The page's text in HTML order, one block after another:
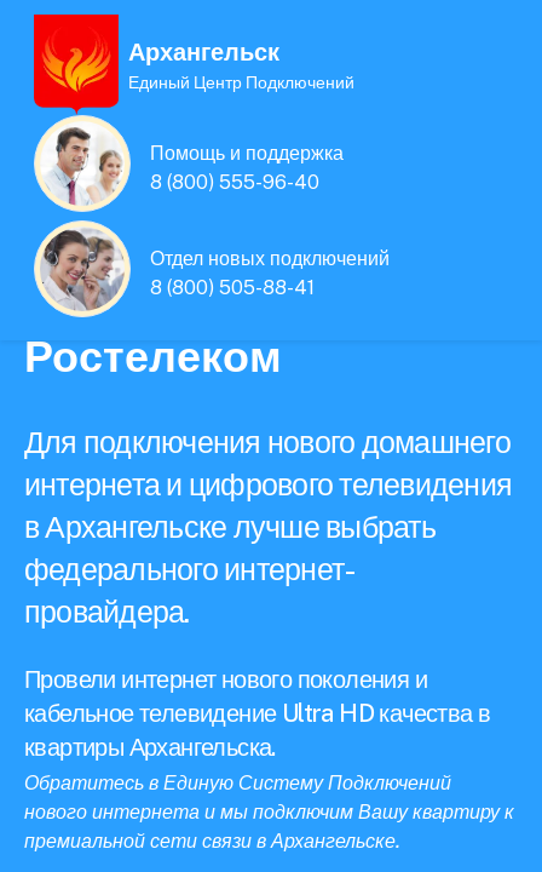
Архангельск
Единый Центр Подключений
Помощь и поддержка
8 (800) 555-96-40
Отдел новых подключений
8 (800) 505-88-41
Единая Система
Подключений
нового интернета и
телевидения
Ростелеком
Для подключения нового домашнего
интернета и цифрового телевидения
в Архангельске лучше выбрать
федерального интернет-
провайдера.
Провели интернет нового поколения и
кабельное телевидение Ultra HD качества в
квартиры Архангельска.
Обратитесь в Единую Систему Подключений
нового интернета и мы подключим Вашу квартиру к
премиальной сети связи в Архангельске.